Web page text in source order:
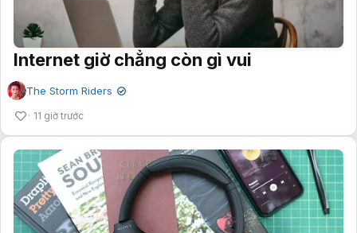
Internet giờ chẳng còn gì vui
The Storm Riders ✔
11 giờ trước